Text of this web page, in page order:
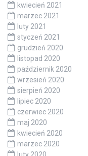
kwiecień 2021
marzec 2021
luty 2021
styczeń 2021
grudzień 2020
listopad 2020
październik 2020
wrzesień 2020
sierpień 2020
lipiec 2020
czerwiec 2020
maj 2020
kwiecień 2020
marzec 2020